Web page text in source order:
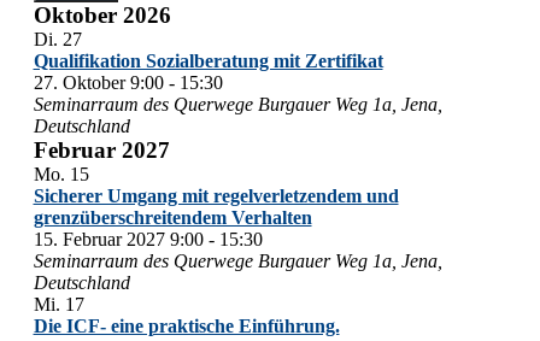
Oktober 2026
Di. 27
Qualifikation Sozialberatung mit Zertifikat
27. Oktober 9:00- 15:30
Seminarraum des Querwege Burgauer Weg 1a, Jena,
Deutschland
Februar 2027
Mo. 15
Sicherer Umgang mit regelverletzendem und
grenzüberschreitendem Verhalten
15. Februar 2027 9:00- 15:30
Seminarraum des Querwege Burgauer Weg 1a, Jena,
Deutschland
Mi. 17
Die ICF- eine praktische Einführung.